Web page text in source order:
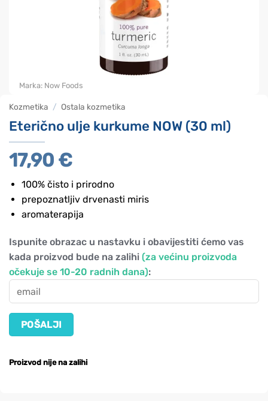
Kozmetika / Ostala kozmetika
Eterično ulje kurkume NOW (30 ml)
17,90 €
100% čisto i prirodno
prepoznatljiv drvenasti miris
aromaterapija
Ispunite obrazac u nastavku i obavijestiti ćemo vas
kada proizvod bude na zalihi (za većinu proizvoda
očekuje se 10-20 radnih dana):
Proizvod nije na zalihi
Marka: Now Foods